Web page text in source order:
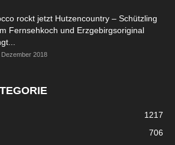
rockt jetzt Hutzencountry – Schützling
Fernsehkoch und Erzgebirgsoriginal
Dezember 2018
1217
706